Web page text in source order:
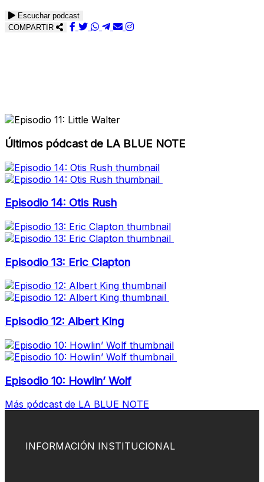
Escuchar podcast
COMPARTIR
Últimos pódcast de LA BLUE NOTE
Episodio 14: Otis Rush
Episodio 13: Eric Clapton
Episodio 12: Albert King
Episodio 10: Howlin’ Wolf
Más pódcast de LA BLUE NOTE
INFORMACIÓN INSTITUCIONAL